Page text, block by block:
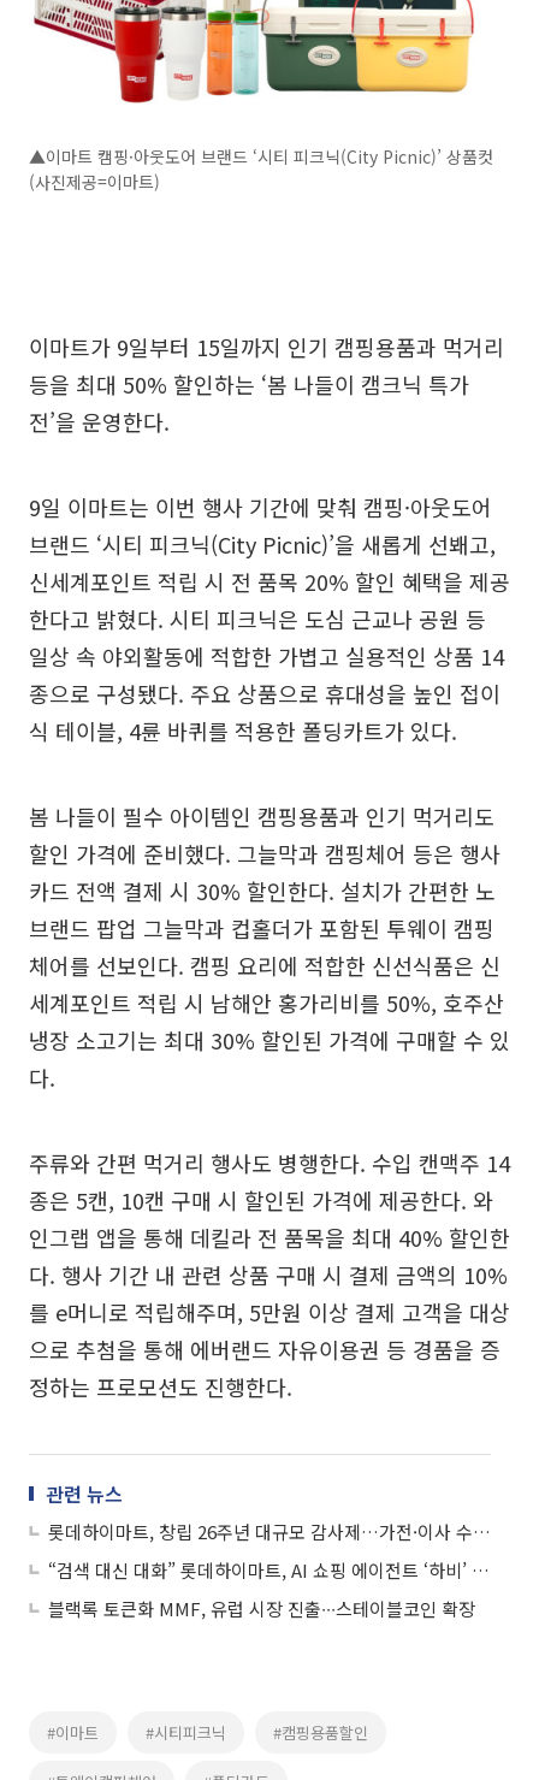
▲이마트 캠핑·아웃도어 브랜드 ‘시티 피크닉(City Picnic)’ 상품컷
(사진제공=이마트)
이마트가 9일부터 15일까지 인기 캠핑용품과 먹거리
등을 최대 50% 할인하는 ‘봄 나들이 캠크닉 특가
전’을 운영한다.
9일 이마트는 이번 행사 기간에 맞춰 캠핑·아웃도어
브랜드 ‘시티 피크닉(City Picnic)’을 새롭게 선봬고,
신세계포인트 적립 시 전 품목 20% 할인 혜택을 제공
한다고 밝혔다. 시티 피크닉은 도심 근교나 공원 등
일상 속 야외활동에 적합한 가볍고 실용적인 상품 14
종으로 구성됐다. 주요 상품으로 휴대성을 높인 접이
식 테이블, 4륜 바퀴를 적용한 폴딩카트가 있다.
봄 나들이 필수 아이템인 캠핑용품과 인기 먹거리도
할인 가격에 준비했다. 그늘막과 캠핑체어 등은 행사
카드 전액 결제 시 30% 할인한다. 설치가 간편한 노
브랜드 팝업 그늘막과 컵홀더가 포함된 투웨이 캠핑
체어를 선보인다. 캠핑 요리에 적합한 신선식품은 신
세계포인트 적립 시 남해안 홍가리비를 50%, 호주산
냉장 소고기는 최대 30% 할인된 가격에 구매할 수 있
다.
주류와 간편 먹거리 행사도 병행한다. 수입 캔맥주 14
종은 5캔, 10캔 구매 시 할인된 가격에 제공한다. 와
인그랩 앱을 통해 데킬라 전 품목을 최대 40% 할인한
다. 행사 기간 내 관련 상품 구매 시 결제 금액의 10%
를 e머니로 적립해주며, 5만원 이상 결제 고객을 대상
으로 추첨을 통해 에버랜드 자유이용권 등 경품을 증
정하는 프로모션도 진행한다.
관련 뉴스
롯데하이마트, 창립 26주년 대규모 감사제…가전·이사 수요 총력전
“검색 대신 대화” 롯데하이마트, AI 쇼핑 에이전트 ‘하비’ 도입
블랙록 토큰화 MMF, 유럽 시장 진출∙∙∙스테이블코인 확장
#이마트 #시티피크닉 #캠핑용품할인